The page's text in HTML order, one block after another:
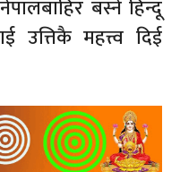
बस्ने हिन्दू
उत्तिकै महत्त्व दिई